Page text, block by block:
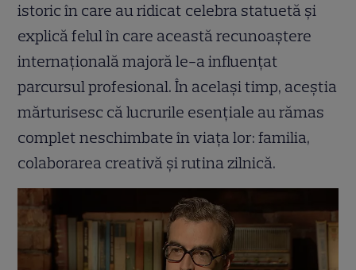
istoric în care au ridicat celebra statuetă și
explică felul în care această recunoaștere
internațională majoră le-a influențat
parcursul profesional. În același timp, aceștia
mărturisesc că lucrurile esențiale au rămas
complet neschimbate în viața lor: familia,
colaborarea creativă și rutina zilnică.